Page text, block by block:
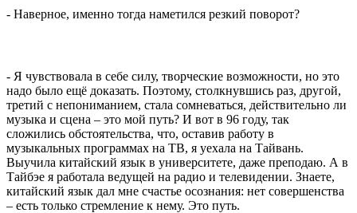
- Наверное, именно тогда наметился резкий поворот?
- Я чувствовала в себе силу, творческие возможности, но это
надо было ещё доказать. Поэтому, столкнувшись раз, другой,
третий с непониманием, стала сомневаться, действительно ли
музыка и сцена – это мой путь? И вот в 96 году, так
сложились обстоятельства, что, оставив работу в
музыкальных программах на ТВ, я уехала на Тайвань.
Выучила китайский язык в университете, даже преподаю. А в
Тайбэе я работала ведущей на радио и телевидении. Знаете,
китайский язык дал мне счастье осознания: нет совершенства
– есть только стремление к нему. Это путь.